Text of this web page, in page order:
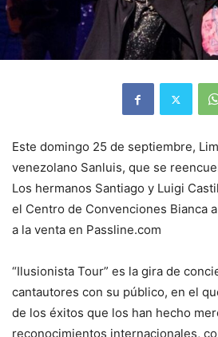
Este domingo 25 de septiembre,
venezolano Sanluis, que se
Los hermanos Santiago y Luigi
el Centro de Convenciones Bianca
a la venta en Passline.com
“Ilusionista Tour” es la gira de
cantautores con su público, en el
de los éxitos que los han hecho
reconocimientos internacionales,